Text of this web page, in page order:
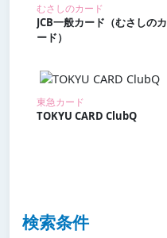
むさしのカード
JCB一般カード（むさしのカ
ード）
東急カード
TOKYU CARD ClubQ
検索条件